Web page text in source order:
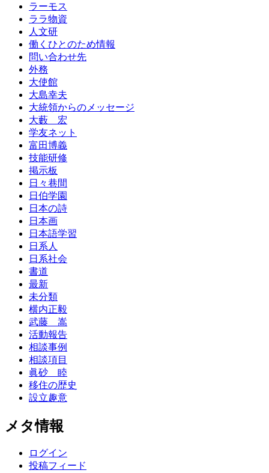
ラーモス
ララ物資
人文研
働くひとのため情報
問い合わせ先
外務
大使館
大島幸夫
大統領からのメッセージ
大藪 宏
学友ネット
富田博義
技能研修
掲示板
日々巷間
日伯学園
日本の詩
日本画
日本語学習
日系人
日系社会
書道
最新
未分類
横内正毅
武藤 嵩
活動報告
相談事例
相談項目
眞砂 睦
移住の歴史
設立趣意
メタ情報
ログイン
投稿フィード